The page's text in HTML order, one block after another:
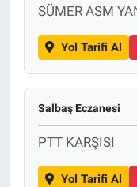
SÜMER ASM
Yol Tarifi Al
Salbaş Eczanesi
PTT KARŞISI
Yol Tarifi Al